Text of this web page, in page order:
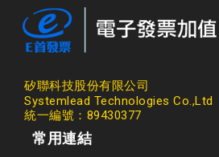
矽聯科技股份有限公司
Systemlead Technologies Co.,Ltd
統一編號：89430377
常用連結